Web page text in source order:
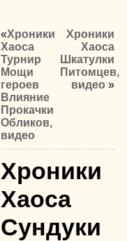
«Хроники
Хаоса
Турнир
Мощи
героев
Влияние
Прокачки
Обликов,
видео
Хроники
Хаоса
Шкатулки
Питомцев,
видео »
Хроники
Хаоса
Сундуки